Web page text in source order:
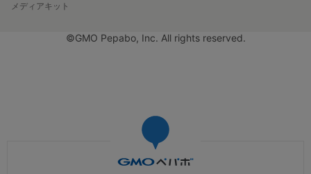
メディアキット
©GMO Pepabo, Inc. All rights reserved.